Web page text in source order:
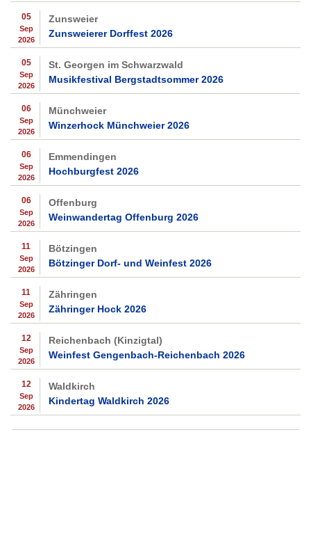
05
Sep
2026
Zunsweier
Zunsweierer Dorffest 2026
05
Sep
2026
St. Georgen im Schwarzwald
Musikfestival Bergstadtsommer 2026
06
Sep
2026
Münchweier
Winzerhock Münchweier 2026
06
Sep
2026
Emmendingen
Hochburgfest 2026
06
Sep
2026
Offenburg
Weinwandertag Offenburg 2026
11
Sep
2026
Bötzingen
Bötzinger Dorf- und Weinfest 2026
11
Sep
2026
Zähringen
Zähringer Hock 2026
12
Sep
2026
Reichenbach (Kinzigtal)
Weinfest Gengenbach-Reichenbach 2026
12
Sep
2026
Waldkirch
Kindertag Waldkirch 2026